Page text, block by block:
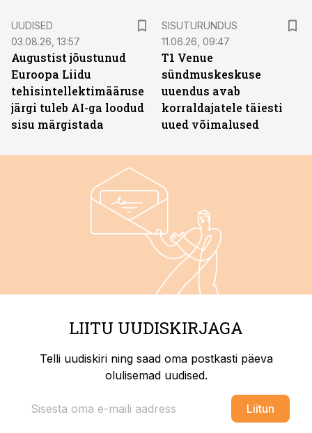
UUDISED
03.08.26, 13:57
Augustist jõustunud
Euroopa Liidu
tehisintellektimääruse
järgi tuleb AI-ga loodud
sisu märgistada
SISUTURUNDUS
11.06.26, 09:47
T1 Venue
sündmuskeskuse
uuendus avab
korraldajatele täiesti
uued võimalused
LIITU UUDISKIRJAGA
Telli uudiskiri ning saad oma postkasti päeva
olulisemad uudised.
Liitun